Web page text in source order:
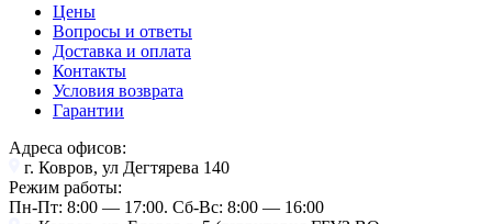
Цены
Вопросы и ответы
Доставка и оплата
Контакты
Условия возврата
Гарантии
Адреса офисов:
г. Ковров, ул Дегтярева 140
Режим работы:
Пн-Пт: 8:00 — 17:00. Cб-Вс: 8:00 — 16:00